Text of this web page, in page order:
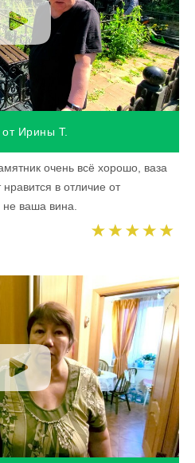
Ирины Т.
очень всё хорошо, ваза
в отличие от
ваша вина.